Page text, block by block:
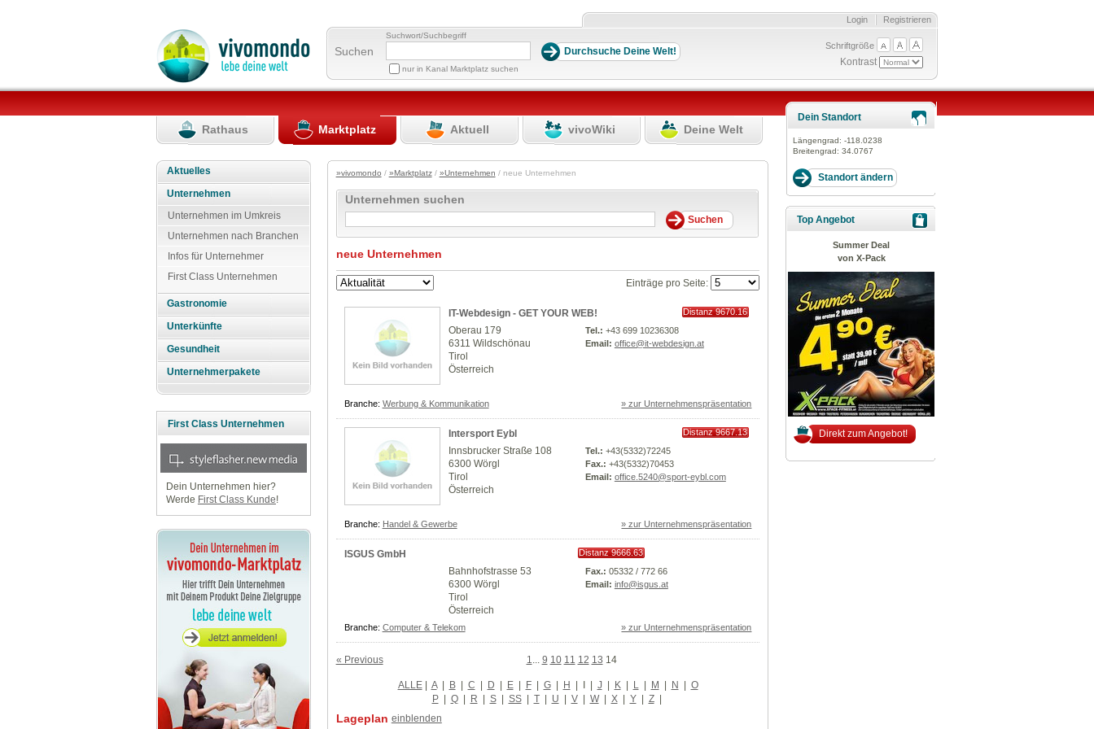
Registrieren
Login
Suchen
Suchwort/Suchbegriff
nur in Kanal Marktplatz suchen
Schriftgröße
Kontrast
Rathaus Marktplatz Aktuell vivoWiki Deine Welt
Aktuelles
Unternehmen
Unternehmen im Umkreis
Unternehmen nach Branchen
Infos für Unternehmer
First Class Unternehmen
Gastronomie
Unterkünfte
Gesundheit
Unternehmerpakete
First Class Unternehmen
Dein Unternehmen hier?
Werde First Class Kunde!
»vivomondo / »Marktplatz/ »Unternehmen / neue Unternehmen
Unternehmen suchen
neue Unternehmen
Einträge pro Seite:
IT-Webdesign - GET YOUR WEB!
Distanz 9670.16
Oberau 179
6311 Wildschönau
Tirol
Österreich
Tel.: +43 699 10236308
Email: office@it-webdesign.at
Branche: Werbung & Kommunikation » zur Unternehmenspräsentation
Intersport Eybl
Distanz 9667.13
Innsbrucker Straße 108
6300 Wörgl
Tirol
Österreich
Tel.: +43(5332)72245
Fax.: +43(5332)70453
Email: office.5240@sport-eybl.com
Branche: Handel & Gewerbe » zur Unternehmenspräsentation
ISGUS GmbH
Distanz 9666.63
Bahnhofstrasse 53
6300 Wörgl
Tirol
Österreich
Fax.: 05332 / 772 66
Email: info@isgus.at
Branche: Computer & Telekom » zur Unternehmenspräsentation
« Previous 1 9 10 11 12 13 14
ALLE| A | B | C | D | E | F | G | H | I| J | K | L | M | N | O
P | Q | R | S | SS | T | U | V | W | X | Y | Z |
Lageplan einblenden
Dein Standort
Längengrad: -118.0238
Breitengrad: 34.0767
Top Angebot
Summer Deal
von X-Pack
Direkt zum Angebot!